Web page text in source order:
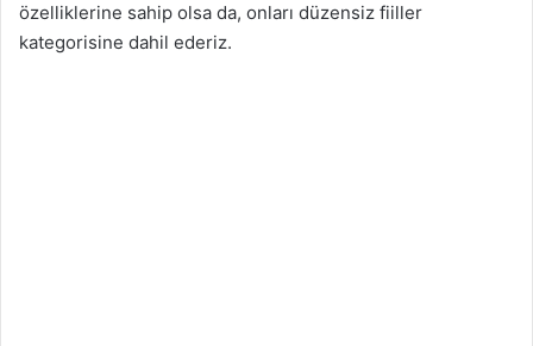
özelliklerine sahip olsa da, onları düzensiz fiiller
kategorisine dahil ederiz.